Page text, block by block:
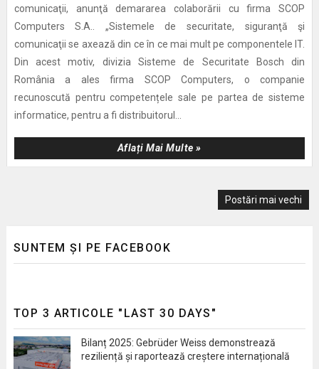
comunicaţii, anunţă demararea colaborării cu firma SCOP
Computers S.A.. „Sistemele de securitate, siguranţă şi
comunicaţii se axează din ce în ce mai mult pe componentele IT.
Din acest motiv, divizia Sisteme de Securitate Bosch din
România a ales firma SCOP Computers, o companie
recunoscută pentru competențele sale pe partea de sisteme
informatice, pentru a fi distribuitorul...
Aflați Mai Multe »
Postări mai vechi
SUNTEM ȘI PE FACEBOOK
TOP 3 ARTICOLE "LAST 30 DAYS"
Bilanț 2025: Gebrüder Weiss demonstrează
reziliență și raportează creștere internațională